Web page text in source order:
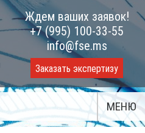
Ждем ваших заявок!
+7 (995) 100-33-55
info@fse.ms
Заказать экспертизу
МЕНЮ